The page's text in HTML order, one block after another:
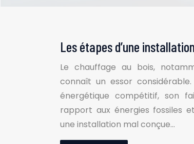
Les étapes d’une
Le chauffage au bois,
connaît un essor
énergétique compétitif, son
rapport aux énergies fossiles
une installation mal conçue…